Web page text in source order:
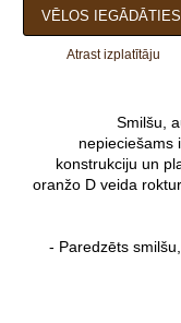
VĒLOS
Atrast izplatītāju
Smilšu,
nepieciešams
konstrukciju un
oranžo D veida
- Paredzēts